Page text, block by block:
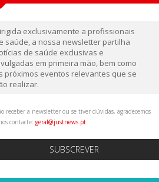
exclusivamente a profissionais
saúde, a nossa newsletter partilha
de saúde exclusivas e
em primeira mão, bem como
próximos eventos relevantes que se
realizar.
receber a newsletter ou se tiver dúvidas, agradecemos
contacte: geral@justnews.pt
SUBSCREVER